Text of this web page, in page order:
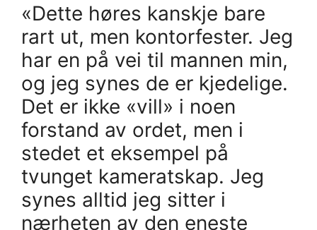
«Dette høres kanskje bare
rart ut, men kontorfester. Jeg
har en på vei til mannen min,
og jeg synes de er kjedelige.
Det er ikke «vill» i noen
forstand av ordet, men i
stedet et eksempel på
tvunget kameratskap. Jeg
synes alltid jeg sitter i
nærheten av den eneste